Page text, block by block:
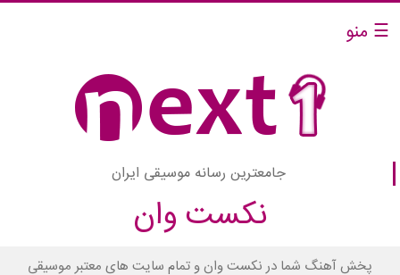
☰ منو
جامعترین رسانه موسیقی ایران
نکست وان
پخش آهنگ شما در نکست وان و تمام سایت های معتبر موسیقی